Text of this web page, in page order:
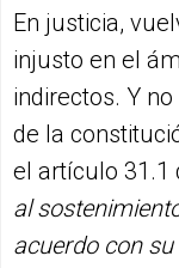
En justicia,
injusto en el
indirectos. Y
de la
el artículo 31.1
al
acuerdo con